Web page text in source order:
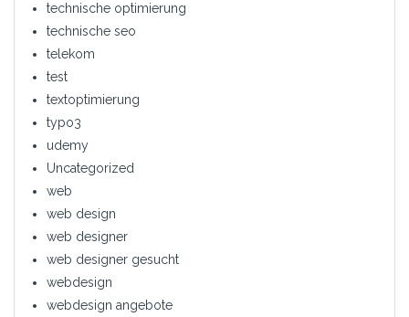
technische optimierung
technische seo
telekom
test
textoptimierung
typo3
udemy
Uncategorized
web
web design
web designer
web designer gesucht
webdesign
webdesign angebote